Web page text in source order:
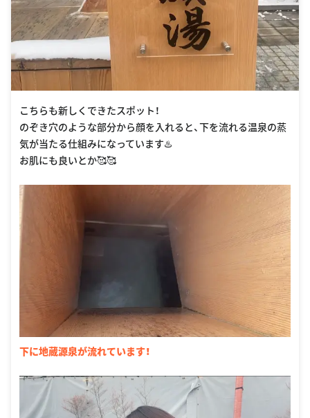
こちらも新しくできたスポット！
のぞき穴のような部分から顔を入れると、下を流れる温泉の蒸
気が当たる仕組みになっています♨️
お肌にも良いとか🥰🥰
下に地蔵源泉が流れています！